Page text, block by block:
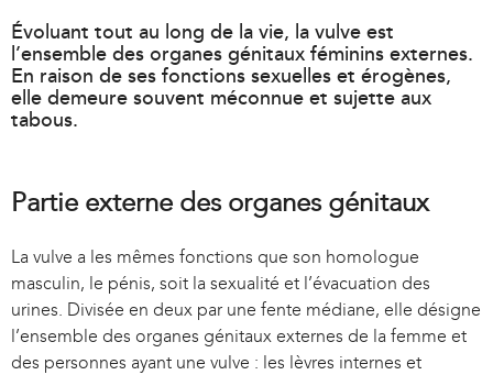
Évoluant tout au long de la vie, la vulve est
l’ensemble des organes génitaux féminins externes.
En raison de ses fonctions sexuelles et érogènes,
elle demeure souvent méconnue et sujette aux
tabous.
Partie externe des organes génitaux
La vulve a les mêmes fonctions que son homologue
masculin, le pénis, soit la sexualité et l’évacuation des
urines. Divisée en deux par une fente médiane, elle désigne
l’ensemble des organes génitaux externes de la femme et
des personnes ayant une vulve : les lèvres internes et